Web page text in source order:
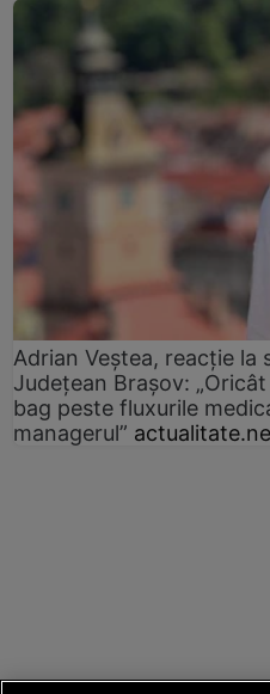
Adrian Veștea, reacție la
Județean Brașov:
bag peste fluxurile
managerul”